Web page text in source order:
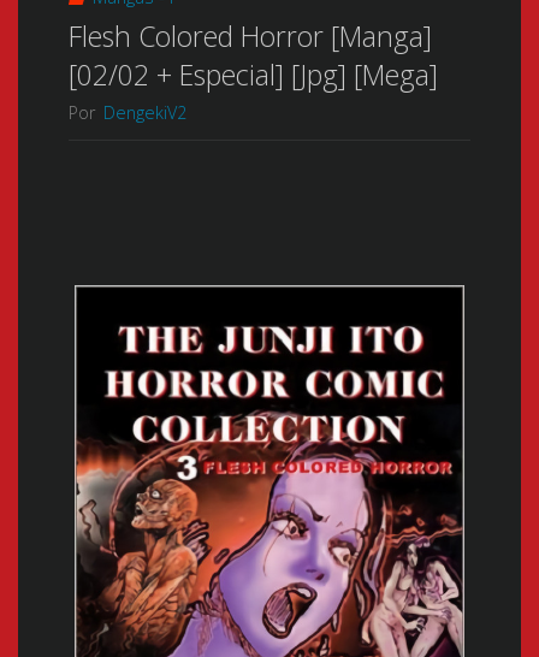
Flesh Colored Horror [Manga]
[02/02 + Especial] [Jpg] [Mega]
Por DengekiV2